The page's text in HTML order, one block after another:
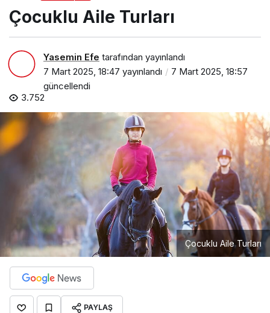
Çocuklu Aile Turları
Yasemin Efe tarafından yayınlandı
7 Mart 2025, 18:47 yayınlandı
7 Mart 2025, 18:57
güncellendi
3.752
Çocuklu Aile Turları
PAYLAŞ